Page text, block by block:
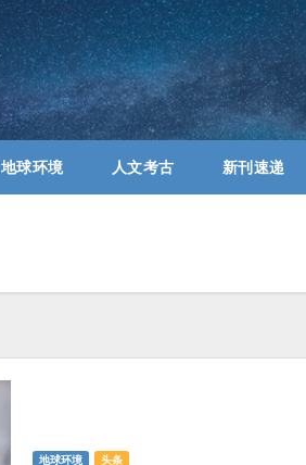
地球环境 人文考古 新刊速递
地球环境 头条